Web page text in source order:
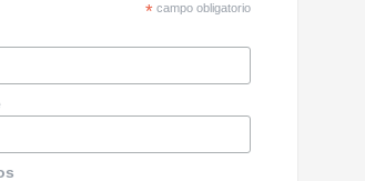
*campo obligatorio